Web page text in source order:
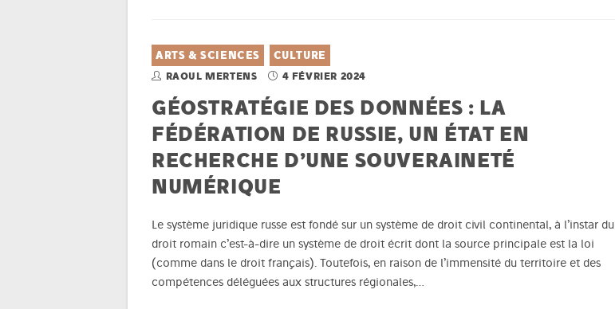
ARTS & SCIENCES CULTURE
RAOUL MERTENS 4 FÉVRIER 2024
GÉOSTRATÉGIE DES DONNÉES : LA
FÉDÉRATION DE RUSSIE, UN ÉTAT EN
RECHERCHE D’UNE SOUVERAINETÉ
NUMÉRIQUE
Le système juridique russe est fondé sur un système de droit civil continental, à l’instar du
droit romain c’est-à-dire un système de droit écrit dont la source principale est la loi
(comme dans le droit français). Toutefois, en raison de l’immensité du territoire et des
compétences déléguées aux structures régionales,…